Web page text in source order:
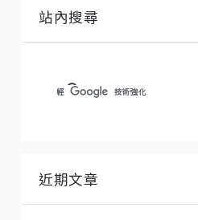
站內搜尋
近期文章